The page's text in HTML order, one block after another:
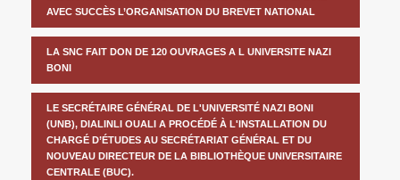
AVEC SUCCÈS L’ORGANISATION DU BREVET NATIONAL
LA SNC FAIT DON DE 120 OUVRAGES A L UNIVERSITE NAZI
BONI
LE SECRÉTAIRE GÉNÉRAL DE L'UNIVERSITÉ NAZI BONI
(UNB), DIALINLI OUALI A PROCÉDÉ À L'INSTALLATION DU
CHARGÉ D’ÉTUDES AU SECRÉTARIAT GÉNÉRAL ET DU
NOUVEAU DIRECTEUR DE LA BIBLIOTHÈQUE UNIVERSITAIRE
CENTRALE (BUC).